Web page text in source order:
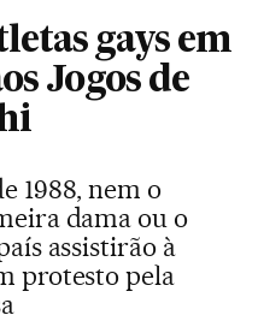
gays em
Jogos de
1988, nem o
dama ou o
assistirão à
protesto pela